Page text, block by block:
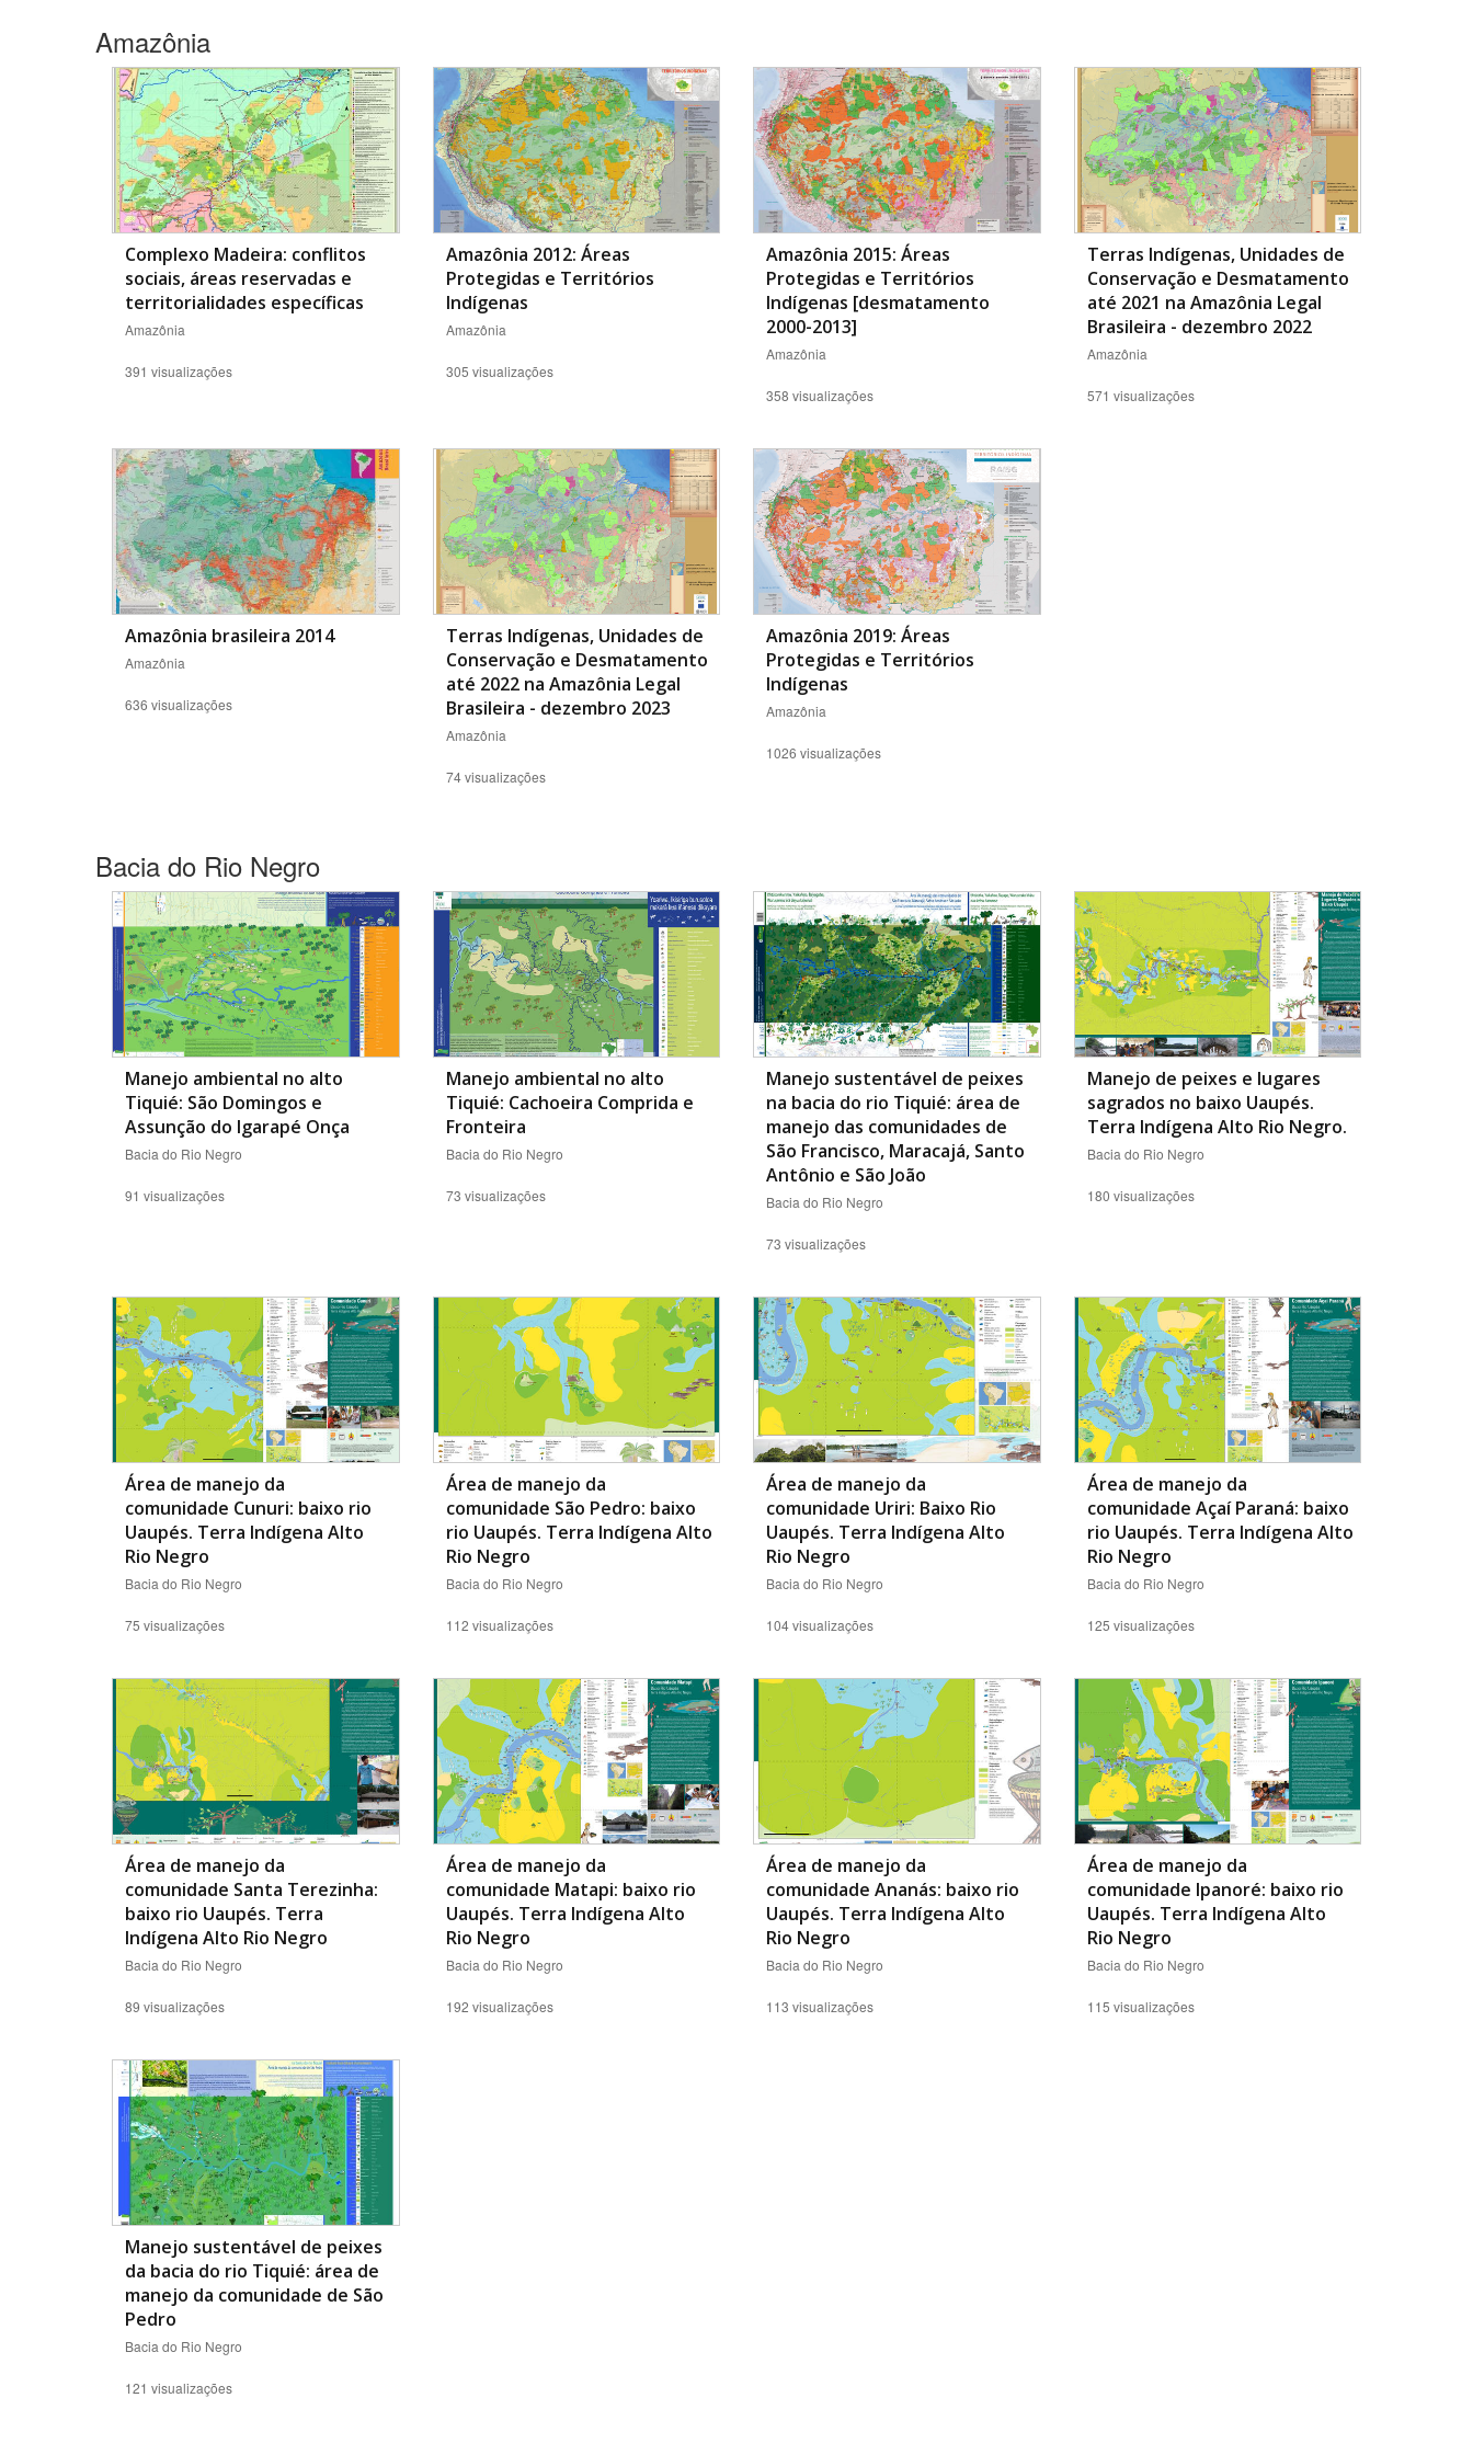
Área de Levantamento Área Protegida
BUSCAR
Amazônia
Complexo Madeira: conflitos
sociais, áreas reservadas e
territorialidades específicas
Amazônia
391 visualizações
Amazônia 2012: Áreas
Protegidas e Territórios
Indígenas
Amazônia
305 visualizações
Amazônia 2015: Áreas
Protegidas e Territórios
Indígenas [desmatamento
2000-2013]
Amazônia
358 visualizações
Terras Indígenas, Unidades de
Conservação e Desmatamento
até 2021 na Amazônia Legal
Brasileira - dezembro 2022
Amazônia
571 visualizações
Amazônia brasileira 2014
Amazônia
636 visualizações
Terras Indígenas, Unidades de
Conservação e Desmatamento
até 2022 na Amazônia Legal
Brasileira - dezembro 2023
Amazônia
74 visualizações
Amazônia 2019: Áreas
Protegidas e Territórios
Indígenas
Amazônia
1026 visualizações
Bacia do Rio Negro
Manejo ambiental no alto
Tiquié: São Domingos e
Assunção do Igarapé Onça
Bacia do Rio Negro
91 visualizações
Manejo ambiental no alto
Tiquié: Cachoeira Comprida e
Fronteira
Bacia do Rio Negro
73 visualizações
Manejo sustentável de peixes
na bacia do rio Tiquié: área de
manejo das comunidades de
São Francisco, Maracajá, Santo
Antônio e São João
Bacia do Rio Negro
73 visualizações
Manejo de peixes e lugares
sagrados no baixo Uaupés.
Terra Indígena Alto Rio Negro.
Bacia do Rio Negro
180 visualizações
Área de manejo da
comunidade Cunuri: baixo rio
Uaupés. Terra Indígena Alto
Rio Negro
Bacia do Rio Negro
75 visualizações
Área de manejo da
comunidade São Pedro: baixo
rio Uaupés. Terra Indígena Alto
Rio Negro
Bacia do Rio Negro
112 visualizações
Área de manejo da
comunidade Uriri: Baixo Rio
Uaupés. Terra Indígena Alto
Rio Negro
Bacia do Rio Negro
104 visualizações
Área de manejo da
comunidade Açaí Paraná: baixo
rio Uaupés. Terra Indígena Alto
Rio Negro
Bacia do Rio Negro
125 visualizações
Área de manejo da
comunidade Santa Terezinha:
baixo rio Uaupés. Terra
Indígena Alto Rio Negro
Bacia do Rio Negro
89 visualizações
Área de manejo da
comunidade Matapi: baixo rio
Uaupés. Terra Indígena Alto
Rio Negro
Bacia do Rio Negro
192 visualizações
Área de manejo da
comunidade Ananás: baixo rio
Uaupés. Terra Indígena Alto
Rio Negro
Bacia do Rio Negro
113 visualizações
Área de manejo da
comunidade Ipanoré: baixo rio
Uaupés. Terra Indígena Alto
Rio Negro
Bacia do Rio Negro
115 visualizações
Manejo sustentável de peixes
da bacia do rio Tiquié: área de
manejo da comunidade de São
Pedro
Bacia do Rio Negro
121 visualizações